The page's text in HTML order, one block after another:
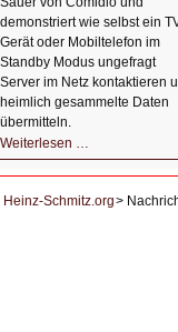
demonstriert wie selbst ein
Gerät oder Mobiltelefon im
Standby Modus ungefragt
Server im Netz kontaktieren
heimlich gesammelte Daten
übermitteln.
Weiterlesen …
DNS
Heinz-Schmitz.org